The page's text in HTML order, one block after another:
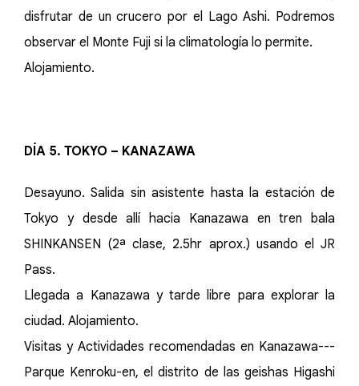
disfrutar de un crucero por el Lago Ashi. Podremos
observar el Monte Fuji si la climatología lo permite.
Alojamiento.
DÍA 5. TOKYO – KANAZAWA
Desayuno. Salida sin asistente hasta la estación de
Tokyo y desde allí hacia Kanazawa en tren bala
SHINKANSEN (2ª clase, 2.5hr aprox.) usando el JR
Pass.
Llegada a Kanazawa y tarde libre para explorar la
ciudad. Alojamiento.
Visitas y Actividades recomendadas en Kanazawa---
Parque Kenroku-en, el distrito de las geishas Higashi